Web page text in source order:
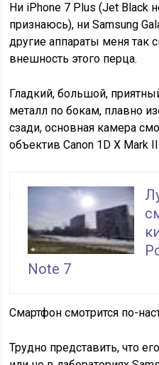
Ни iPhone 7 Plus (Jet Black
признаюсь), ни Samsung
другие аппараты меня так
внешность этого перца.
Гладкий, большой,
металл по бокам, плавно
сзади, основная камера
объектив Canon 1D X Mark
Note 7
Смартфон смотрится по-
Трудно представить, что